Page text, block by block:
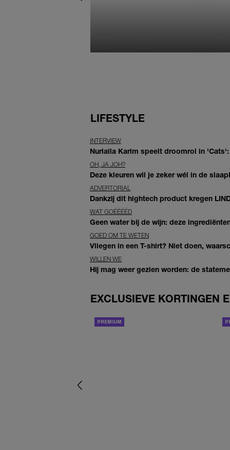
LIFESTYLE
INTERVIEW
Nurlaila Karim speelt droomrol in
OH, JA JOH?
Deze kleuren wil je zeker wél in de
ADVERTORIAL
Dankzij dit hightech product kregen
WAT GOÉÉÉÉD
Geen water bij de wijn: deze
GOED OM TE WETEN
Vliegen in een T-shirt? Niet doen,
WILLEN WE
Hij mag weer gezien worden: de
EXCLUSIEVE KORTINGEN